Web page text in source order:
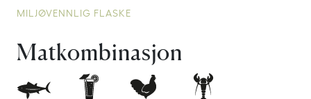
MILJØVENNLIG FLASKE
Matkombinasjon